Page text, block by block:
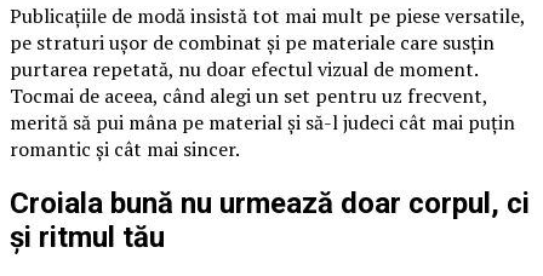
Publicațiile de modă insistă tot mai mult pe piese versatile,
pe straturi ușor de combinat și pe materiale care susțin
purtarea repetată, nu doar efectul vizual de moment.
Tocmai de aceea, când alegi un set pentru uz frecvent,
merită să pui mâna pe material și să-l judeci cât mai puțin
romantic și cât mai sincer.
Croiala bună nu urmează doar corpul, ci
și ritmul tău